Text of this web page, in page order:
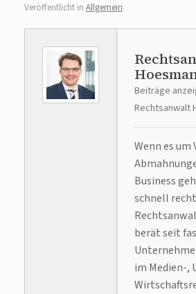
Veröffentlicht in Allgemein.
Beiträge
Rechtsanwalt
Wenn es um
Business
schnell
berät seit
im Medien-,